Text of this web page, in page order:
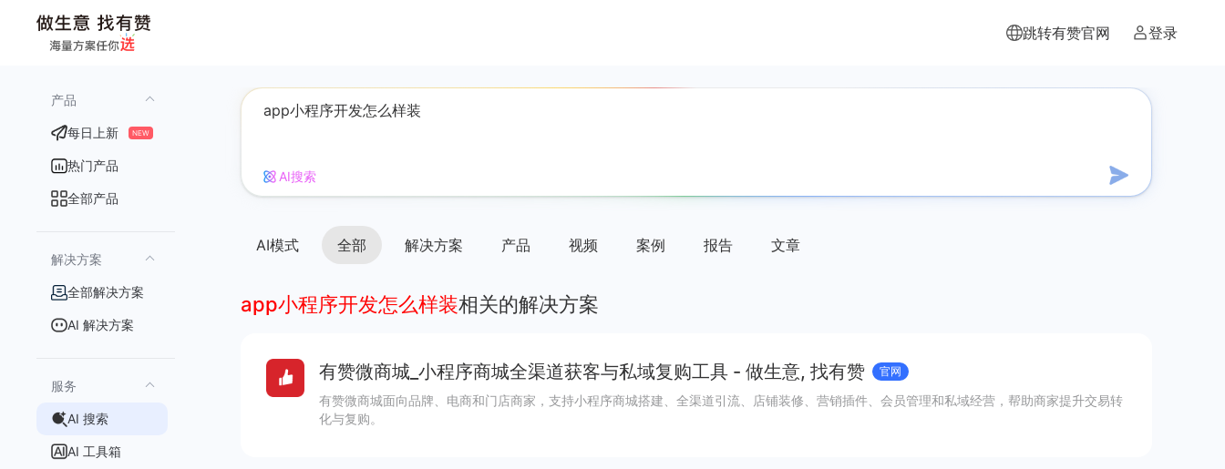
跳转有赞官网 登录
产品
每日上新 NEW
热门产品
全部产品
解决方案
全部解决方案
AI 解决方案
服务
AI 搜索
AI 工具箱
AI搜索
AI模式 全部 解决方案 产品 视频 案例 报告 文章
app小程序开发怎么样装相关的解决方案
有赞微商城_小程序商城全渠道获客与私域复购工具 - 做生意, 找有赞 官网
有赞微商城面向品牌、电商和门店商家，支持小程序商城搭建、全渠道引流、店铺装修、营销插件、会员管理和私域经营，帮助商家提升交易转
化与复购。